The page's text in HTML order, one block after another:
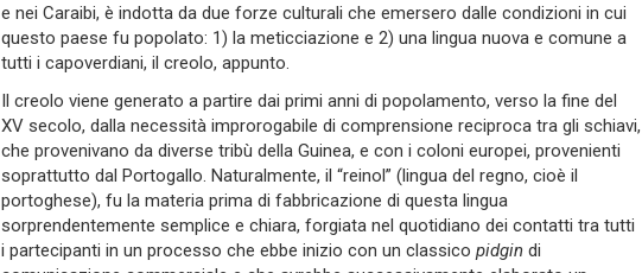
e nei Caraibi, è indotta da due forze culturali che emersero dalle condizioni in cui
questo paese fu popolato: 1) la meticciazione e 2) una lingua nuova e comune a
tutti i capoverdiani, il creolo, appunto.
Il creolo viene generato a partire dai primi anni di popolamento, verso la fine del
XV secolo, dalla necessità improrogabile di comprensione reciproca tra gli schiavi,
che provenivano da diverse tribù della Guinea, e con i coloni europei, provenienti
soprattutto dal Portogallo. Naturalmente, il “reinol” (lingua del regno, cioè il
portoghese), fu la materia prima di fabbricazione di questa lingua
sorprendentemente semplice e chiara, forgiata nel quotidiano dei contatti tra tutti
i partecipanti in un processo che ebbe inizio con un classico pidgin di